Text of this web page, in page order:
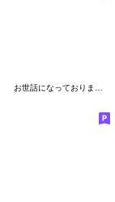
お世話になっております。スタンプ